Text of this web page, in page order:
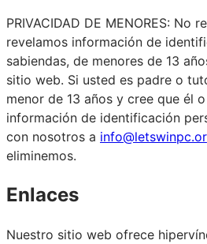
PRIVACIDAD DE MENORES: No
revelamos información de
sabiendas, de menores de 13
sitio web. Si usted es padre o
menor de 13 años y cree que él
información de identificación
con nosotros a
eliminemos.
Enlaces
Nuestro sitio web ofrece